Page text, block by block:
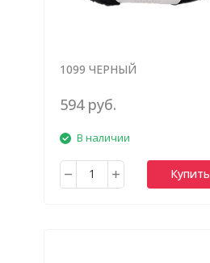
1099 ЧЕРНЫЙ
594 руб.
В наличии
Купить